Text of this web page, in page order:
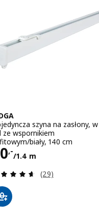
Łączna liczba recenzji:
szyna na zasłony, w
ze wspornikiem
biały, 140 cm
,-
/1.4 m50,-/1.4 m
Recenzja: 4.6
(29)